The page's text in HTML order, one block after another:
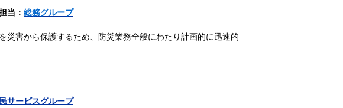
当： 総務グループ
災害から保護するため、防災業務全般にわたり計画的に迅速的
サービスグループ